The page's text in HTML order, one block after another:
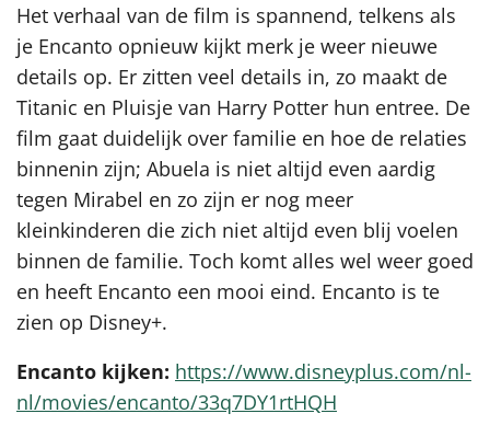
Het verhaal van de film is spannend, telkens als
je Encanto opnieuw kijkt merk je weer nieuwe
details op. Er zitten veel details in, zo maakt de
Titanic en Pluisje van Harry Potter hun entree. De
film gaat duidelijk over familie en hoe de relaties
binnenin zijn; Abuela is niet altijd even aardig
tegen Mirabel en zo zijn er nog meer
kleinkinderen die zich niet altijd even blij voelen
binnen de familie. Toch komt alles wel weer goed
en heeft Encanto een mooi eind. Encanto is te
zien op Disney+.
Encanto kijken: https://www.disneyplus.com/nl-
nl/movies/encanto/33q7DY1rtHQH